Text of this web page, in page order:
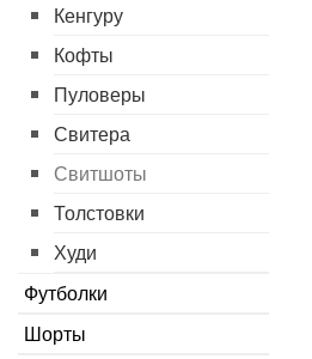
Кенгуру
Кофты
Пуловеры
Свитера
Свитшоты
Толстовки
Худи
Футболки
Шорты